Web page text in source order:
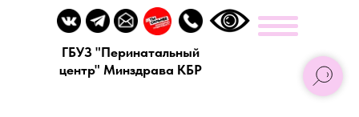
ГБУЗ "Перинатальный
центр" Минздрава КБР